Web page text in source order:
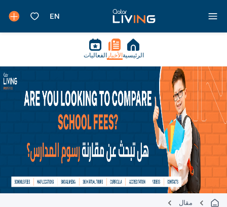
الرئيسية الأخبار الفعاليات
مقال